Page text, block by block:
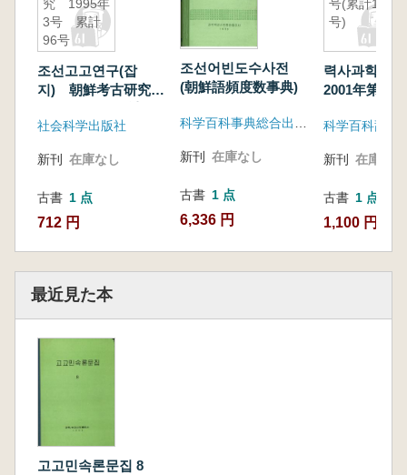
究 1995年
3号 累計
96号
조선고고연구(잡
지) 朝鮮考古研究
号
社会科学出版社
新刊 在庫なし
古書 1 点
712 円
조선어빈도수사전
(朝鮮語頻度数事典)
新刊 在庫なし
古書 1 点
6,336 円
号(累計177
号)
력사과학 (歴
2001年第1号
科学百科辞典
新刊 在庫なし
古書 1 点
1,100 円
最近見た本
고고민속론문집 8